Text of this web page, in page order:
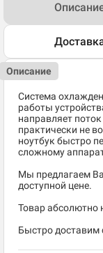
Описание
Система
работы
направляет
практически не
ноутбук быстро
сложному
Мы предлагаем
доступной цене.
Товар абсолютно
Быстро доставим